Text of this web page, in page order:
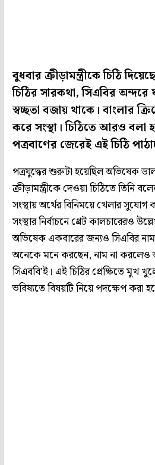
বুধবার ক্রীড়ামন্ত্রীকে চিঠি
চিঠির সারকথা, সিএবির অন্দরে
স্বচ্ছতা বজায় থাকে। বাংলার
করে সংস্থা। চিঠিতে আরও বলা
পত্রবাণের জেরেই এই চিঠি
পত্রযুদ্ধের শুরুটা হয়েছিল অভিষেক
ক্রীড়ামন্ত্রীকে দেওয়া চিঠিতে তিনি
সংস্থায় অর্থের বিনিময়ে খেলার সুযোগ
সংস্থার নির্বাচনে থ্রেট কালচারেরও
অভিষেক একবারের জন্যও সিএবির
অনেকে মনে করছেন, নাম না করলেও
সিএববি'ই। এই চিঠির প্রেক্ষিতে মুখ
ভবিষ্যতে বিষয়টি নিয়ে পদক্ষেপ করা